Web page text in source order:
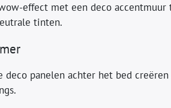
effect met een deco
tinten.
deco panelen achter het bed